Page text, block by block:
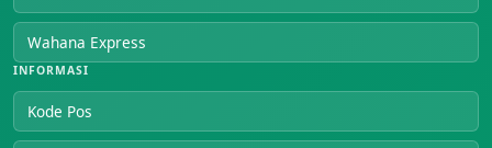
Wahana Express
INFORMASI
Kode Pos